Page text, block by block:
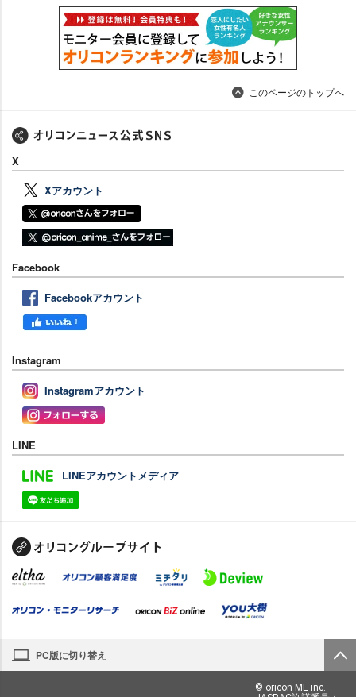
このページのトップへ
X
Xアカウント
Facebook
Facebookアカウント
Instagram
Instagramアカウント
LINE
LINEアカウントメディア
PC版に切り替え
© oricon ME inc.